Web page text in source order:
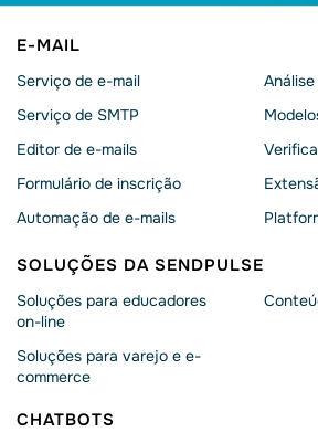
E-MAIL
Serviço de e-mail
Serviço de SMTP
Editor de e-mails
Formulário de inscrição
Automação de e-mails
SOLUÇÕES DA SENDPULSE
Soluções para educadores
on-line
Soluções para varejo e e-
commerce
CHATBOTS